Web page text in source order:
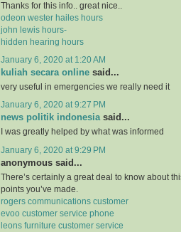
Thanks for this info.. great nice..
odeon wester hailes hours
john lewis hours-
hidden hearing hours
January 6, 2020 at 1:20 AM
kuliah secara online said...
very useful in emergencies we really need it
January 6, 2020 at 9:27 PM
news politik indonesiasaid...
I was greatly helped by what was informed
January 6, 2020 at 9:29 PM
anonymous said...
There’s certainly a great deal to know about
points you’ve made.
rogers communications customer
evoo customer service phone
leons furniture customer service